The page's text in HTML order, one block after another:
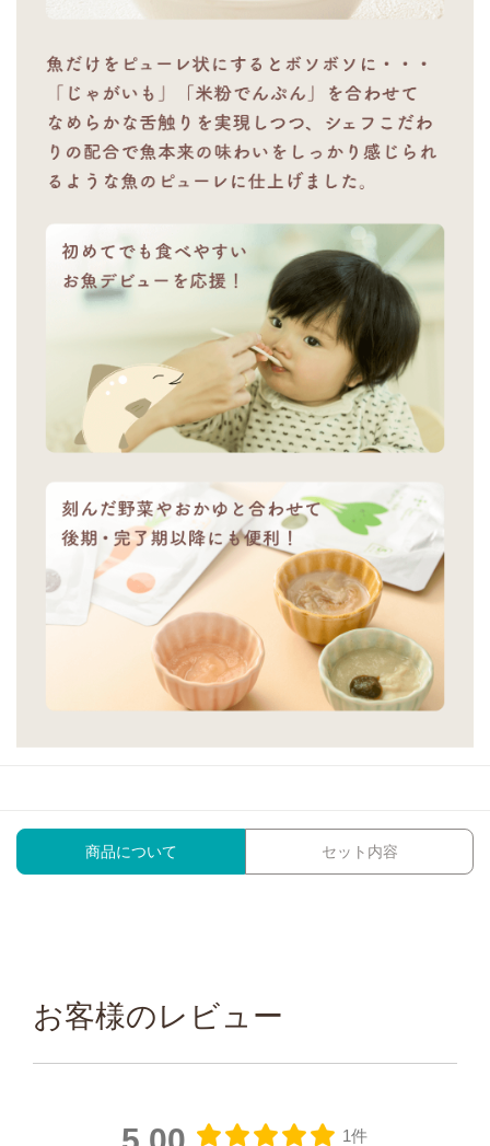
商品について セット内容
お客様のレビュー
1件